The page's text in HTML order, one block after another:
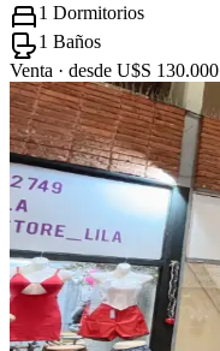
1 Dormitorios
1 Baños
Venta · desde U$S 130.000